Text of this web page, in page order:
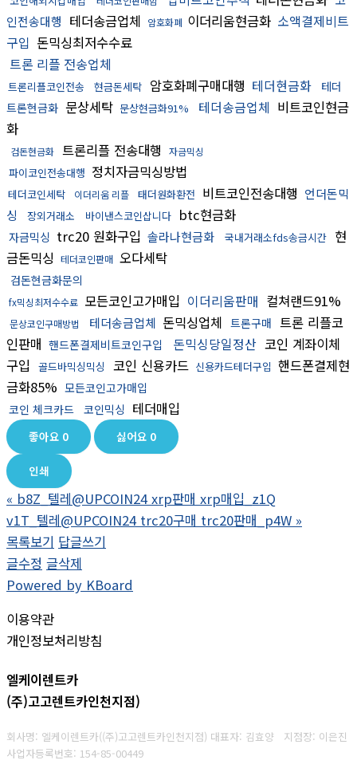
인전송대행 테더송금업체 암호화폐 이더리움현금화 소액결제비트
구입 돈믹싱최저수수료
트론 리플 전송업체
트론리플코인전송 현금돈세탁 암호화폐구매대행 테더현금화
테더
트론현금화 문상세탁 문상현금화91% 테더송금업체 비트코인현금
화
검돈현금화 트론리플 전송대행 자금믹싱
파이코인전송대행 정치자금믹싱방법
테더코인세탁 이더리움 리플 태더원화환전 비트코인전송대행 언더돈믹
싱
장외거래소 바이낸스코인삽니다 btc현금화
자금믹싱 trc20 원화구입 솔라나현금화 국내거래소fds송금시간 현
금돈믹싱 테더코인판매 오다세탁
검돈현금화문의
fx믹싱최저수수료 모든코인고가매입 이더리움판매 컬쳐랜드91%
문상코인구매방법 테더송금업체 돈믹싱업체 트론구매 트론 리플코
인판매 핸드폰결제비트코인구입 돈믹싱당일정산 코인 계좌이체
구입
골드바믹싱믹싱 코인 신용카드 신용카드테더구입 핸드폰결제현
금화85% 모든코인고가매입
코인 체크카드 코인믹싱 테더매입
좋아요 0 싫어요 0
인쇄
« b8Z_텔레@UPCOIN24 xrp판매 xrp매입_z1Q
v1T_텔레@UPCOIN24 trc20구매 trc20판매_p4W »
목록보기 답글쓰기
글수정 글삭제
Powered by KBoard
이용약관
개인정보처리방침
엘케이렌트카
(주)고고렌트카인천지점)
회사명: 엘케이렌트카((주)고고렌트카인천지점) 대표자: 김효양 지점장: 이은진
사업자등록번호: 154-85-00449